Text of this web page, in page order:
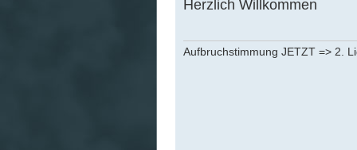
Herzlich Willkommen
Aufbruchstimmung JETZT => 2.